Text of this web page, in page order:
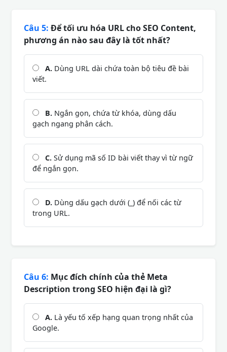
Câu 5: Để tối ưu hóa URL cho SEO Content,
phương án nào sau đây là tốt nhất?
A. Dùng URL dài chứa toàn bộ tiêu đề bài
viết.
B. Ngắn gọn, chứa từ khóa, dùng dấu
gạch ngang phân cách.
C. Sử dụng mã số ID bài viết thay vì từ ngữ
để ngắn gọn.
D. Dùng dấu gạch dưới (_) để nối các từ
trong URL.
Câu 6: Mục đích chính của thẻ Meta
Description trong SEO hiện đại là gì?
A. Là yếu tố xếp hạng quan trọng nhất của
Google.